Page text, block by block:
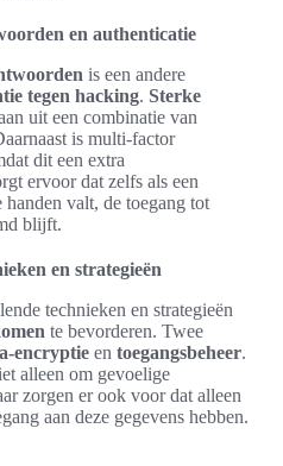
en authenticatie
is een andere
tegen hacking. Sterke
uit een combinatie van
is multi-factor
dit een extra
ervoor dat zelfs als een
valt, de toegang tot
blijft.
en strategieën
technieken en strategieën
te bevorderen. Twee
encryptie en toegangsbeheer.
alleen om gevoelige
zorgen er ook voor dat alleen
aan deze gegevens hebben.